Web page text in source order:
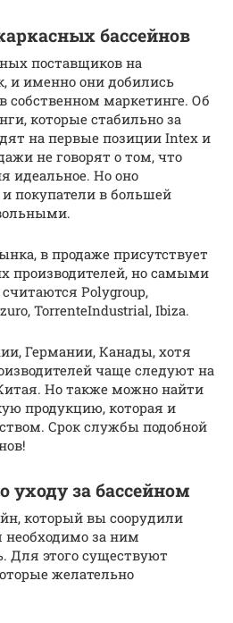
бассейнов
поставщиков на
и именно они добились
собственном маркетинге. Об
которые стабильно за
на первые позиции Intex и
не говорят о том, что
идеальное. Но оно
и покупатели в большей
в продаже присутствует
производителей, но самыми
Polygroup,
TorrenteIndustrial, Ibiza.
Германии, Канады, хотя
чаще следуют на
Но также можно найти
продукцию, которая и
Срок службы подобной
уходу за бассейном
который вы соорудили
необходимо за ним
Для этого существуют
желательно